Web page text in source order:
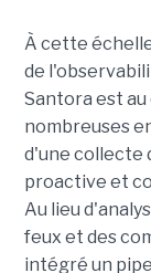
À cette
de
Santora est
nombreuses
d'une collecte
proactive et
Au lieu
feux et des
intégré un